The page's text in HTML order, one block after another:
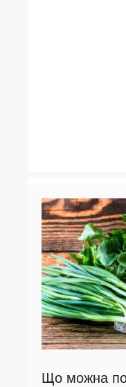
Що можна